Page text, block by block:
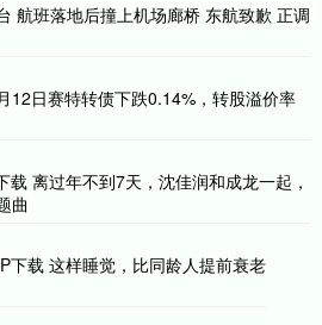
航班落地后撞上机场廊桥 东航致歉 正调
12日赛特转债下跌0.14%，转股溢价率
载 离过年不到7天，沈佳润和成龙一起，
曲
下载 这样睡觉，比同龄人提前衰老